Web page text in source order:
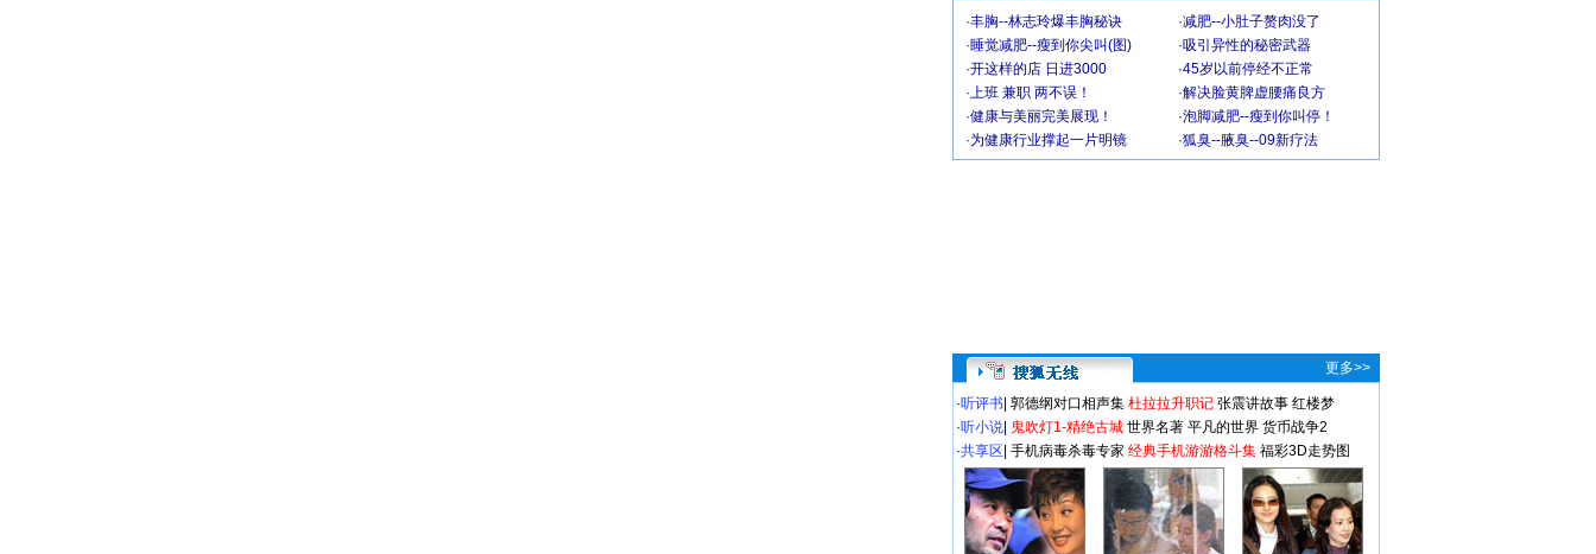
·丰胸--林志玲爆丰胸秘诀 ·减肥--小肚子赘肉没了
·睡觉减肥--瘦到你尖叫(图) ·吸引异性的秘密武器
·开这样的店 日进3000 ·45岁以前停经不正常
·上班 兼职 两不误！ ·解决脸黄脾虚腰痛良方
·健康与美丽完美展现！ ·泡脚减肥--瘦到你叫停！
·为健康行业撑起一片明镜 ·狐臭--腋臭--09新疗法
更多>>
·听评书 郭德纲对口相声集 杜拉拉升职记 张震讲故事 红楼梦
·听小说 鬼吹灯1-精绝古城 世界名著 平凡的世界 货币战争2
·共享区 手机病毒杀毒专家 经典手机游游格斗集 福彩3D走势图